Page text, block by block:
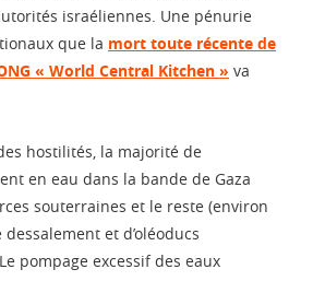
israéliennes. Une pénurie
que la mort toute récente de
« World Central Kitchen » va
hostilités, la majorité de
en eau dans la bande de Gaza
souterraines et le reste (environ
dessalement et d’oléoducs
pompage excessif des eaux